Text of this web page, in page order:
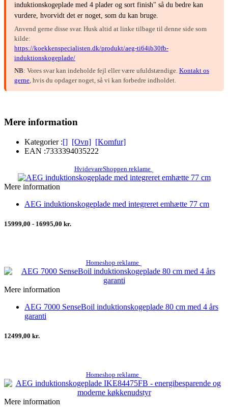
induktionskogeplade med 4 plader og sort finish" så du bedre kan
vurdere, hvorvidt det er noget, som du kan bruge.
Anvend gerne disse svar. Husk altid at linke tilbage til denne side som
kilde:
https://koekkenspecialisten.dk/produkt/aeg-ti64ib30fb-
induktionskogeplade/
NB: Vores svar kan indeholde fejl eller være ufuldstændige. Kontakt os
gerne , hvis du opdager noget, så vi kan forbedre indholdet.
Mere information
Kategorier :[] [Ovn] [Komfur]
EAN :7333394035222
HvidevareShoppen reklame
Mere information
AEG induktionskogeplade med integreret emhætte 77 cm
15999,00 - 16995,00 kr.
Homeshop reklame
Mere information
AEG 7000 SenseBoil induktionskogeplade 80 cm med 4 års
garanti
12499,00 kr.
Homeshop reklame
Mere information